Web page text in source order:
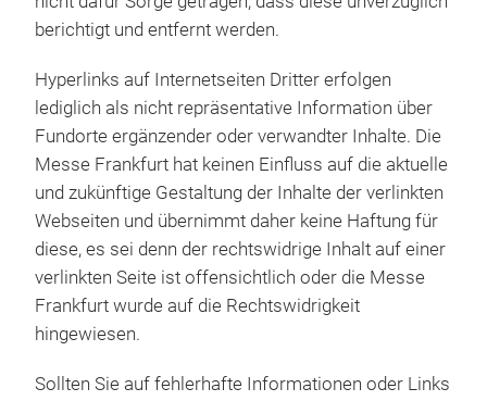
berichtigt und entfernt werden.
Hyperlinks auf Internetseiten Dritter erfolgen
lediglich als nicht repräsentative Information über
Fundorte ergänzender oder verwandter Inhalte. Die
Messe Frankfurt hat keinen Einfluss auf die aktuelle
und zukünftige Gestaltung der Inhalte der verlinkten
Webseiten und übernimmt daher keine Haftung für
diese, es sei denn der rechtswidrige Inhalt auf einer
verlinkten Seite ist offensichtlich oder die Messe
Frankfurt wurde auf die Rechtswidrigkeit
hingewiesen.
Sollten Sie auf fehlerhafte Informationen oder Links